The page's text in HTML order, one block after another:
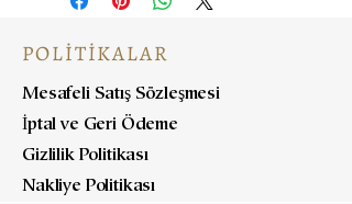
POLİTİKALAR
Mesafeli Satış Sözleşmesi
İptal ve Geri Ödeme
Gizlilik Politikası
Nakliye Politikası